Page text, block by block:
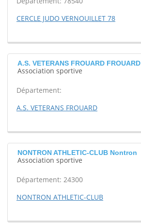
CERCLE JUDO VERNOUILLET 78
A.S. VETERANS FROUARD FROUARD
Association sportive
Département:
A.S. VETERANS FROUARD
NONTRON ATHLETIC-CLUB Nontron
Association sportive
Département: 24300
NONTRON ATHLETIC-CLUB